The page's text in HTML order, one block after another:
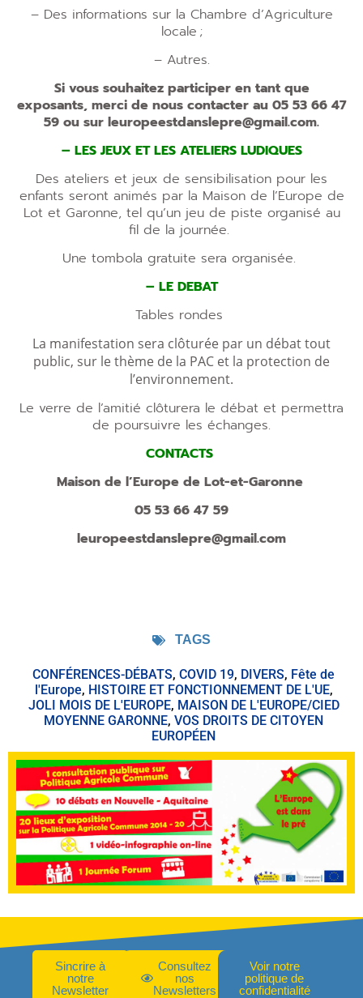
– Des informations sur la Chambre d’Agriculture
locale ;
– Autres.
Si vous souhaitez participer en tant que
exposants, merci de nous contacter au 05 53 66 47
59 ou sur leuropeestdanslepre@gmail.com.
– LES JEUX ET LES ATELIERS LUDIQUES
Des ateliers et jeux de sensibilisation pour les
enfants seront animés par la Maison de l’Europe de
Lot et Garonne, tel qu’un jeu de piste organisé au
fil de la journée.
Une tombola gratuite sera organisée.
– LE DEBAT
Tables rondes
La manifestation sera clôturée par un débat tout
public, sur le thème de la PAC et la protection de
l’environnement.
Le verre de l’amitié clôturera le débat et permettra
de poursuivre les échanges.
CONTACTS
Maison de l’Europe de Lot-et-Garonne
05 53 66 47 59
leuropeestdanslepre@gmail.com
TAGS
CONFÉRENCES-DÉBATS, COVID 19, DIVERS, Fête de
l'Europe, HISTOIRE ET FONCTIONNEMENT DE L'UE,
JOLI MOIS DE L'EUROPE, MAISON DE L'EUROPE/CIED
MOYENNE GARONNE, VOS DROITS DE CITOYEN
EUROPÉEN
Sincrire à
notre
Newsletter
Consultez
nos
Newsletters
Voir notre
politique de
confidentialité